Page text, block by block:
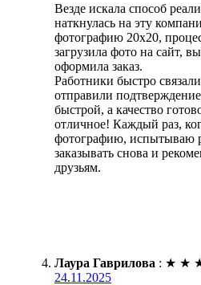
Везде искала способ
наткнулась на эту
фотографию 20х20,
загрузила фото на сайт,
оформила заказ.
Работники быстро
отправили
быстрой, а качество
отличное! Каждый раз,
фотографию, испытываю
заказывать снова и
друзьям.
Лаура Гаврилова : ★ ★
24.11.2025